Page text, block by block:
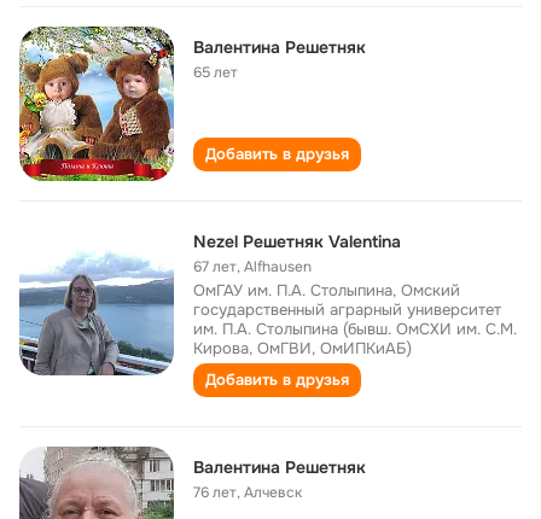
Валентина Решетняк
65 лет
Добавить в друзья
Nezel Решетняк Valentina
67 лет,Alfhausen
ОмГАУ им. П.А. Столыпина, Омский
государственный аграрный университет
им. П.А. Столыпина (бывш. ОмСХИ им. С.М.
Кирова, ОмГВИ, ОмИПКиАБ)
Добавить в друзья
Валентина Решетняк
76 лет,Алчевск